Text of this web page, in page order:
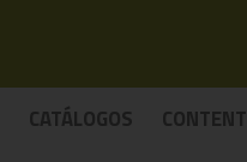
CATÁLOGOS CONTENT